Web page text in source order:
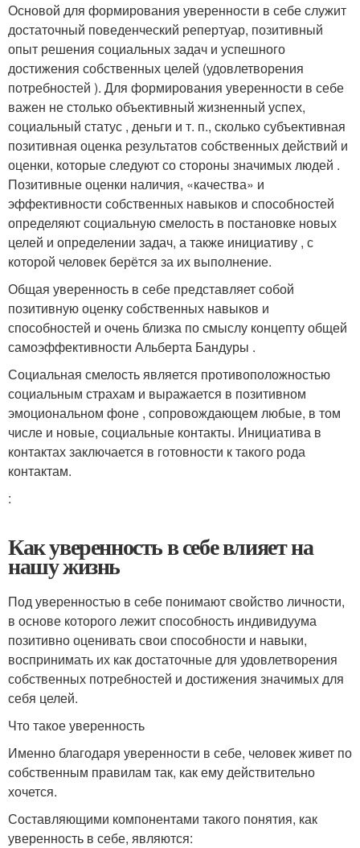
Основой для формирования уверенности в себе служит
достаточный поведенческий репертуар, позитивный
опыт решения социальных задач и успешного
достижения собственных целей (удовлетворения
потребностей ). Для формирования уверенности в себе
важен не столько объективный жизненный успех,
социальный статус , деньги и т. п., сколько субъективная
позитивная оценка результатов собственных действий и
оценки, которые следуют со стороны значимых людей .
Позитивные оценки наличия, «качества» и
эффективности собственных навыков и способностей
определяют социальную смелость в постановке новых
целей и определении задач, а также инициативу , с
которой человек берётся за их выполнение.
Общая уверенность в себе представляет собой
позитивную оценку собственных навыков и
способностей и очень близка по смыслу концепту общей
самоэффективности Альберта Бандуры .
Социальная смелость является противоположностью
социальным страхам и выражается в позитивном
эмоциональном фоне , сопровождающем любые, в том
числе и новые, социальные контакты. Инициатива в
контактах заключается в готовности к такого рода
контактам.
:
Как уверенность в себе влияет на
нашу жизнь
Под уверенностью в себе понимают свойство личности,
в основе которого лежит способность индивидуума
позитивно оценивать свои способности и навыки,
воспринимать их как достаточные для удовлетворения
собственных потребностей и достижения значимых для
себя целей.
Что такое уверенность
Именно благодаря уверенности в себе, человек живет по
собственным правилам так, как ему действительно
хочется.
Составляющими компонентами такого понятия, как
уверенность в себе, являются: